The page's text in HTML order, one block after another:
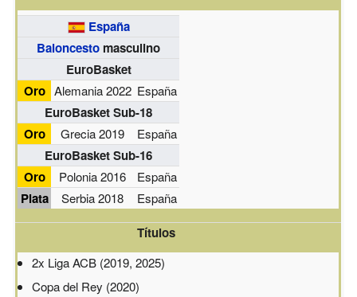
España
Baloncesto masculino
EuroBasket
Oro Alemania 2022 España
EuroBasket Sub-18
Oro
Grecia 2019 España
EuroBasket Sub-16
Oro
Polonia 2016 España
Plata Serbia 2018 España
Títulos
2x Liga ACB (2019, 2025)
Copa del Rey (2020)